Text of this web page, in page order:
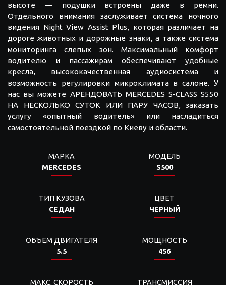
высоте — подушки встроены даже в ремни.
Отдельного внимания заслуживает система ночного
видения Night View Assist Plus, которая различает на
дороге животных и дорожные знаки, а также система
мониторинга слепых зон. Максимальный комфорт
водителю и пассажирам обеспечивают удобные
кресла, высококачественная аудиосистема и
возможность регулировки микроклимата в салоне. У
нас вы можете АРЕНДОВАТЬ MERCEDES S-CLASS S550
НА НЕСКОЛЬКО СУТОК ИЛИ ПАРУ ЧАСОВ, заказать
услугу «опытный водитель» или насладиться
самостоятельной поездкой по Киеву и области.
МАРКА
MERCEDES
МОДЕЛЬ
S500
ТИП КУЗОВА
СЕДАН
ЦВЕТ
ЧЕРНЫЙ
ОБЪЕМ ДВИГАТЕЛЯ
5.5
МОЩНОСТЬ
456
МАКС. СКОРОСТЬ
ТРАНСМИССИЯ